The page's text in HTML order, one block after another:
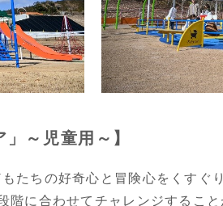
～児童用～】
たちの好奇心と冒険心をくすぐ
階に合わせてチャレンジするこ